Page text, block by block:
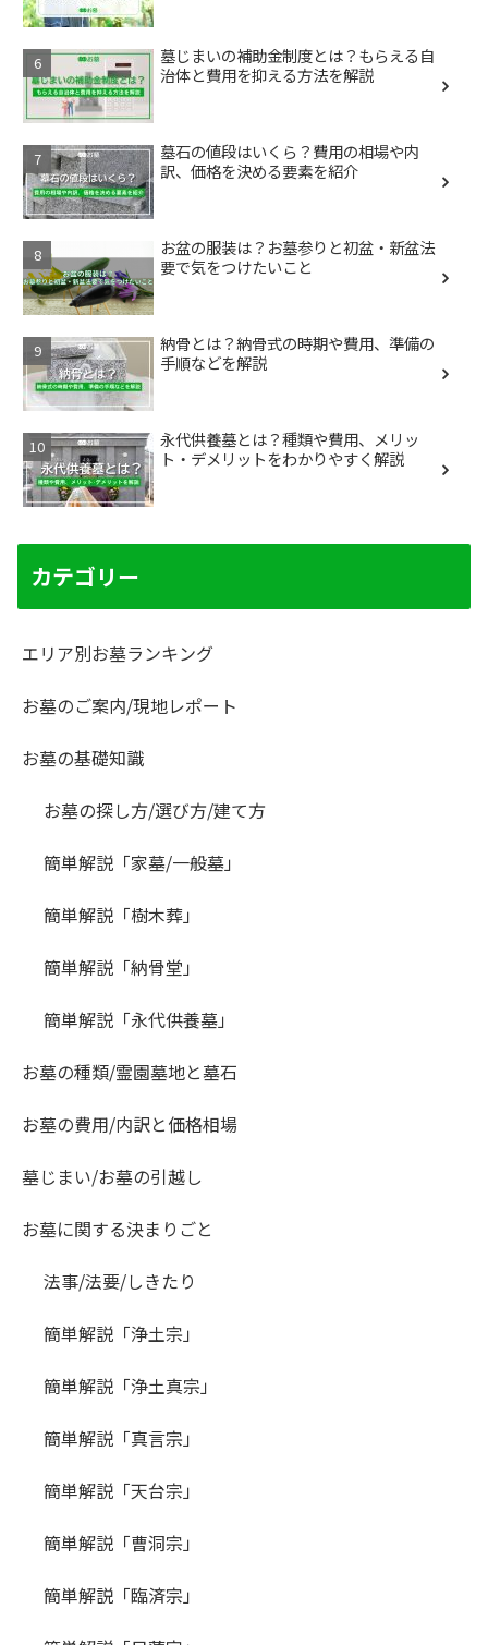
墓じまいの補助金制度とは？もらえる自
治体と費用を抑える方法を解説
墓石の値段はいくら？費用の相場や内
訳、価格を決める要素を紹介
お盆の服装は？お墓参りと初盆・新盆法
要で気をつけたいこと
納骨とは？納骨式の時期や費用、準備の
手順などを解説
永代供養墓とは？種類や費用、メリッ
ト・デメリットをわかりやすく解説
カテゴリー
エリア別お墓ランキング
お墓のご案内/現地レポート
お墓の基礎知識
お墓の探し方/選び方/建て方
簡単解説「家墓/一般墓」
簡単解説「樹木葬」
簡単解説「納骨堂」
簡単解説「永代供養墓」
お墓の種類/霊園墓地と墓石
お墓の費用/内訳と価格相場
墓じまい/お墓の引越し
お墓に関する決まりごと
法事/法要/しきたり
簡単解説「浄土宗」
簡単解説「浄土真宗」
簡単解説「真言宗」
簡単解説「天台宗」
簡単解説「曹洞宗」
簡単解説「臨済宗」